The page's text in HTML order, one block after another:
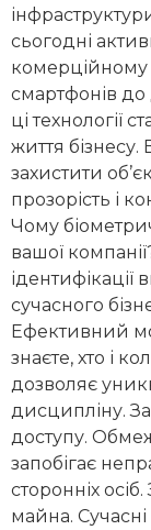
сьогодні
комерційному
смартфонів
ці технології
життя
захистити
прозорість і
Чому
вашої
сучасного
Ефективний
знаєте, хто і
дозволяє
дисципліну.
доступу.
запобігає
сторонніх
майна.